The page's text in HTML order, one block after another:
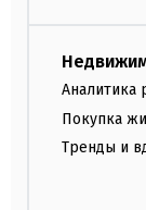
Аналитика
Покупка
Тренды и